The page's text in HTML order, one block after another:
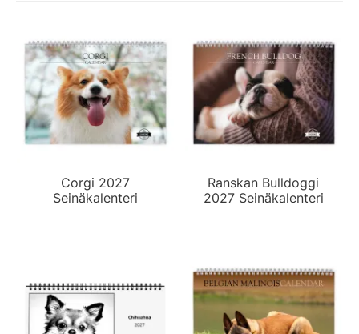
Corgi 2027
Seinäkalenteri
Ranskan Bulldoggi
2027 Seinäkalenteri